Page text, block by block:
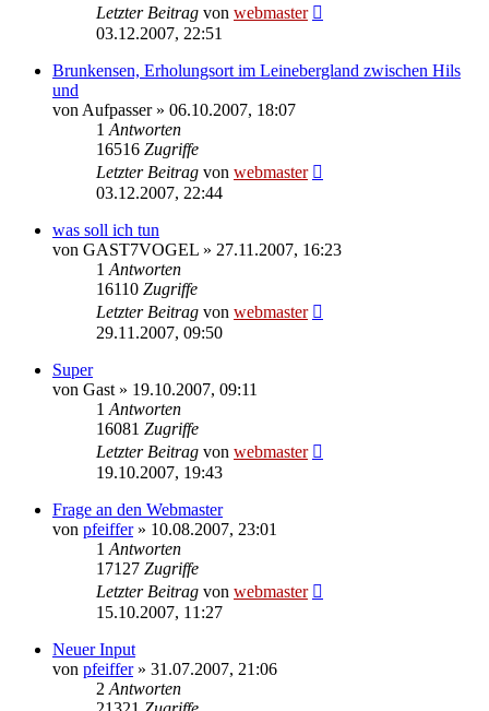
Letzter Beitrag von webmaster
03.12.2007, 22:51
Brunkensen, Erholungsort im Leinebergland zwischen Hils
und
von Aufpasser» 06.10.2007, 18:07
1 Antworten
16516 Zugriffe
Letzter Beitrag von webmaster
03.12.2007, 22:44
was soll ich tun
von GAST7VOGEL » 27.11.2007, 16:23
1 Antworten
16110 Zugriffe
Letzter Beitrag von webmaster
29.11.2007, 09:50
Super
von Gast » 19.10.2007, 09:11
1 Antworten
16081 Zugriffe
Letzter Beitrag von webmaster
19.10.2007, 19:43
Frage an den Webmaster
von pfeiffer» 10.08.2007, 23:01
1 Antworten
17127 Zugriffe
Letzter Beitrag von webmaster
15.10.2007, 11:27
Neuer Input
von pfeiffer» 31.07.2007, 21:06
2 Antworten